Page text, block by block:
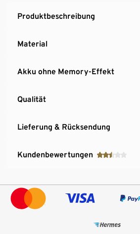
Produktbeschreibung
Material
Akku ohne Memory-Effekt
Qualität
Lieferung & Rücksendung
Kundenbewertungen